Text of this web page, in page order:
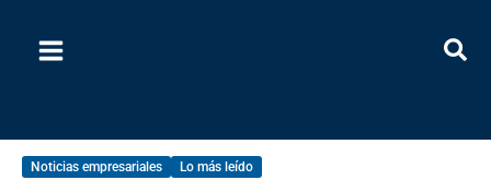
Noticias empresariales Lo más leído